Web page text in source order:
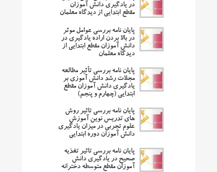
در یادگیری دانش آموزان
مقطع ابتدایی از دیدگاه معلمان
پایان نامه بررسی عوامل موثر
در بالا بردن اراده یادگیری در
دانش آموزان مقطع ابتدایی از
دیدگاه معلمان
پایان نامه بررسی تأثیر مطالعه
مجلات رشد دانش آموزی بر
یادگیری دانش آموزان مقطع
ابتدایی (چهارم و پنجم)
پایان نامه بررسی تاثیر روش
های تدریس نوین آموزش
علوم تجربی در میزان یادگیری
دانش آموزان دوره ابتدایی
پایان نامه بررسی تاثیر تغذیه
صحیح در یادگیری دانش
آموزان مقطع متوسطه دخترانه